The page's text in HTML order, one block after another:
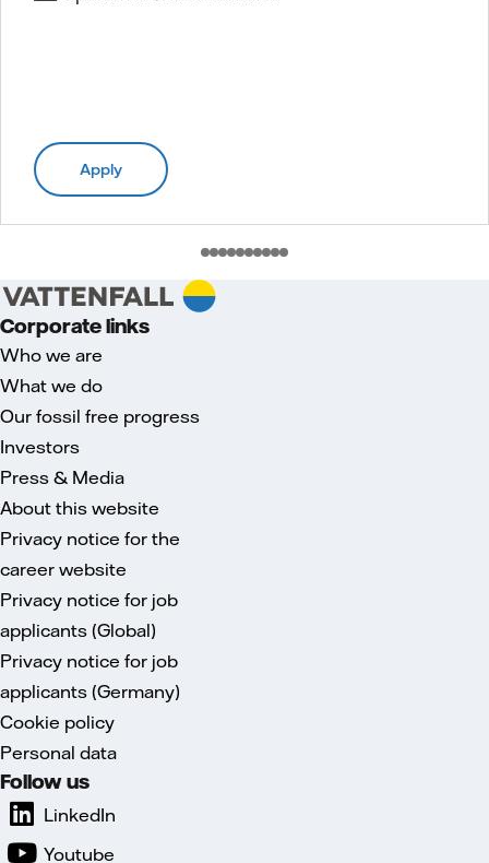
Apply
Corporate links
Who we are
What we do
Our fossil free progress
Investors
Press & Media
About this website
Privacy notice for the
career website
Privacy notice for job
applicants (Global)
Privacy notice for job
applicants (Germany)
Cookie policy
Personal data
Follow us
LinkedIn
Youtube